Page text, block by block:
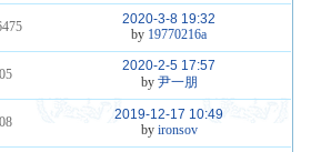
2020-3-8 19:32
by 19770216a
2020-2-5 17:57
by 尹一朋
2019-12-17 10:49
by ironsov